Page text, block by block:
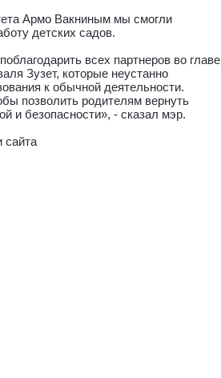
Армо Вакниным мы смогли
детских садов.
всех партнеров во главе
Зузет, которые неустанно
к обычной деятельности.
позволить родителям вернуть
и безопасности», - сказал мэр.
сайта